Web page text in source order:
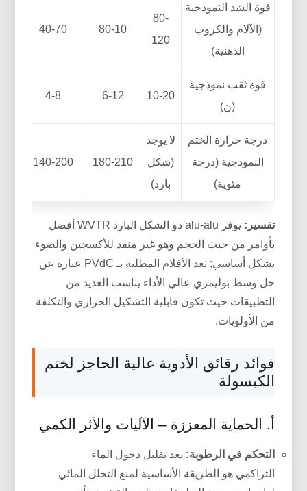
قوة الشد النموذجية
(الآلام والكروب
الذهنية)
80-
120
80-10
40-70
قوة ثقب نموذجية
(ن)
10-20
6-12
4-8
درجة حرارة الختم
النموذجية (درجة
مئوية)
لا يوجد
(شكل
بارد)
180-210
140-200
تفسير:
يوفر alu-alu ذو الشكل البارد WVTR أفضل
بأوامر من حيث الحجم وهو غير منفذ للأكسجين والضوء
بشكل أساسي; تعد الأفلام المطلية بـ PVdC عبارة عن
حل وسط بوليمري عالي الأداء يناسب العديد من
التطبيقات حيث تكون قابلية التشكيل الحراري والتكلفة
من الأولويات.
فوائد رقائق الأدوية عالية الحاجز لختم
الكبسولة
أ. الحماية المعززة – الآليات والأثر الكمي
التحكم في الرطوبة: يعد تقليل دخول الماء
التراكمي هو الطريقة الأساسية لمنع التحلل المائي